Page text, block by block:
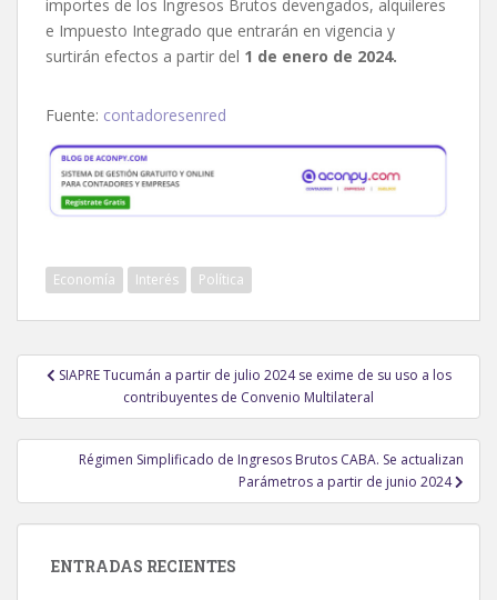
importes de los Ingresos Brutos devengados, alquileres
e Impuesto Integrado que entrarán en vigencia y
surtirán efectos a partir del 1 de enero de 2024.
Fuente: contadoresenred
Economía Interés Política
Navegación
entradas
SIAPRE Tucumán a partir de julio 2024 se exime de su uso a los
contribuyentes de Convenio Multilateral
Régimen Simplificado de Ingresos Brutos CABA. Se actualizan
Parámetros a partir de junio 2024
ENTRADAS RECIENTES